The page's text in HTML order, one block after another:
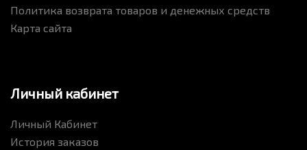
Политика возврата товаров и денежных средств
Карта сайта
Личный кабинет
Личный Кабинет
История заказов